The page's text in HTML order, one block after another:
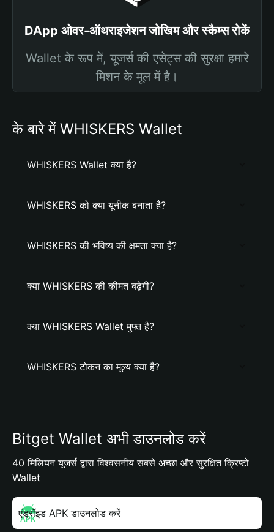
DApp ओवर-ऑथराइजेशन जोखिम और स्कैम्स रोकें
Wallet के रूप में, यूजर्स की एसेट्स की सुरक्षा हमारे
मिशन के मूल में है।
के बारे में WHISKERS Wallet
WHISKERS Wallet क्या है?
WHISKERS को क्या यूनीक बनाता है?
WHISKERS की भविष्य की क्षमता क्या है?
क्या WHISKERS की कीमत बढ़ेगी?
क्या WHISKERS Wallet मुफ्त है?
WHISKERS टोकन का मूल्य क्या है?
Bitget Wallet अभी डाउनलोड करें
40 मिलियन यूजर्स द्वारा विश्वसनीय सबसे अच्छा और सुरक्षित क्रिप्टो
Wallet
एंड्रॉइड APK डाउनलोड करें